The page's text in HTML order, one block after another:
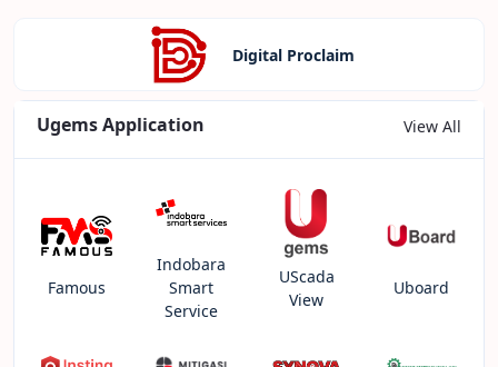
Digital Proclaim
Ugems Application View All
Famous
Indobara
Smart
Service
UScada
View
Uboard